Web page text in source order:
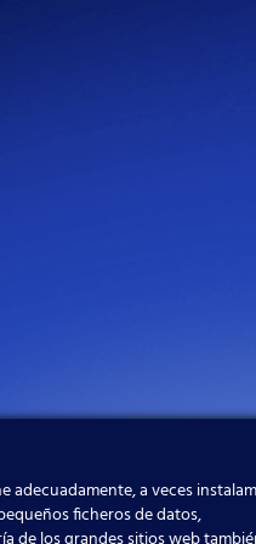
adecuadamente, a veces
ficheros de datos,